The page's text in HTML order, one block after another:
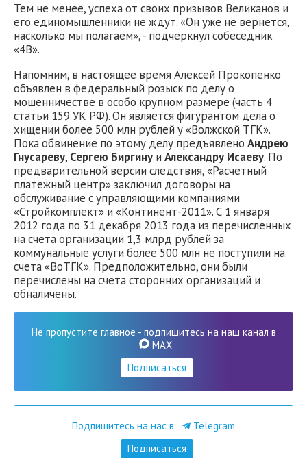
Тем не менее, успеха от своих призывов Великанов и
его единомышленники не ждут. «Он уже не вернется,
насколько мы полагаем», - подчеркнул собеседник
«4В».
Напомним, в настоящее время Алексей Прокопенко
объявлен в федеральный розыск по делу о
мошенничестве в особо крупном размере (часть 4
статьи 159 УК РФ). Он является фигурантом дела о
хищении более 500 млн рублей у «Волжской ТГК».
Пока обвинение по этому делу предъявлено Андрею
Гнусареву, Сергею Биргину и Александру Исаеву. По
предварительной версии следствия, «Расчетный
платежный центр» заключил договоры на
обслуживание с управляющими компаниями
«Стройкомплект» и «Континент-2011». С 1 января
2012 года по 31 декабря 2013 года из перечисленных
на счета организации 1,3 млрд рублей за
коммунальные услуги более 500 млн не поступили на
счета «ВоТГК». Предположительно, они были
перечислены на счета сторонних организаций и
обналичены.
Не пропустите главное - подпишитесь на наш канал в
MAX
Подписаться
Подпишитесь на нас в
Telegram
Подписаться